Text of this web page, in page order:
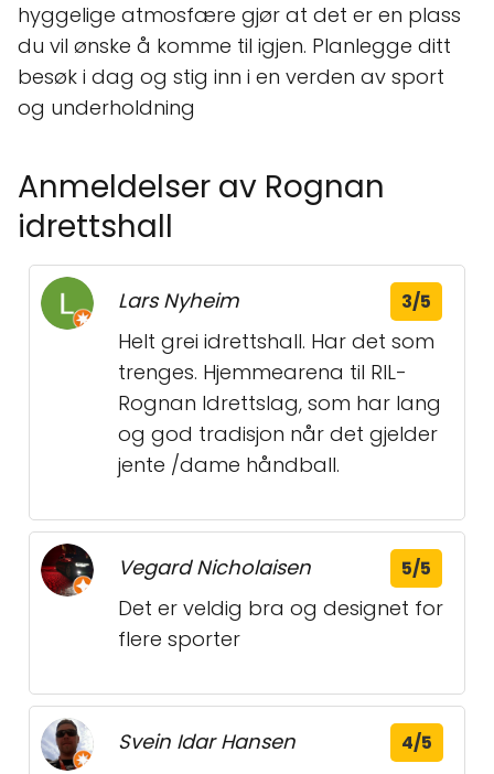
hyggelige atmosfære gjør at det er en plass
du vil ønske å komme til igjen. Planlegge ditt
besøk i dag og stig inn i en verden av sport
og underholdning
Anmeldelser av Rognan
idrettshall
Lars Nyheim 3/5
Helt grei idrettshall. Har det som
trenges. Hjemmearena til RIL-
Rognan Idrettslag, som har lang
og god tradisjon når det gjelder
jente /dame håndball.
Vegard Nicholaisen 5/5
Det er veldig bra og designet for
flere sporter
Svein Idar Hansen 4/5